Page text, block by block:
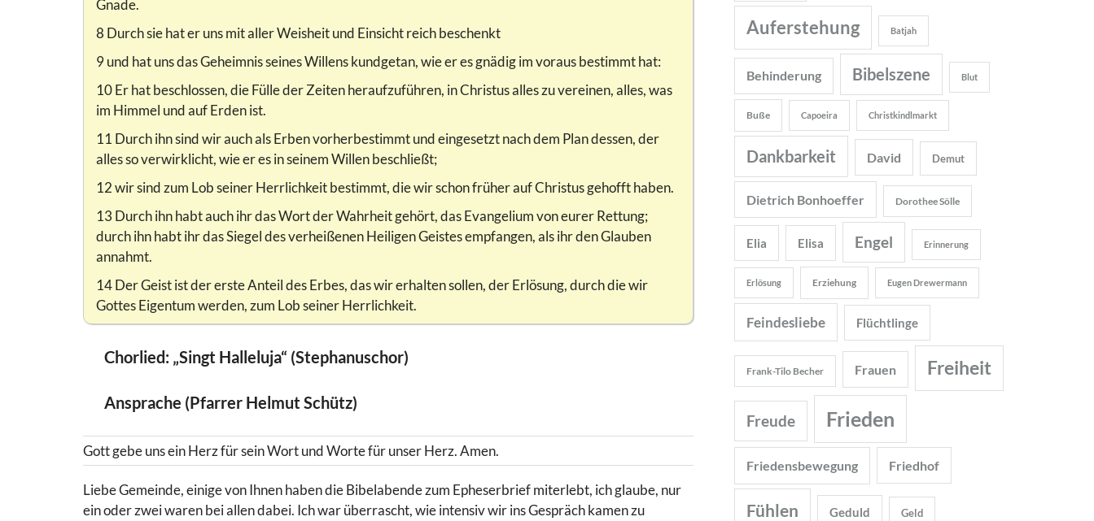
Gnade.
8 Durch sie hat er uns mit aller Weisheit und Einsicht reich beschenkt
9 und hat uns das Geheimnis seines Willens kundgetan, wie er es gnädig im voraus bestimmt hat:
10 Er hat beschlossen, die Fülle der Zeiten heraufzuführen, in Christus alles zu vereinen, alles, was
im Himmel und auf Erden ist.
11 Durch ihn sind wir auch als Erben vorherbestimmt und eingesetzt nach dem Plan dessen, der
alles so verwirklicht, wie er es in seinem Willen beschließt;
12 wir sind zum Lob seiner Herrlichkeit bestimmt, die wir schon früher auf Christus gehofft haben.
13 Durch ihn habt auch ihr das Wort der Wahrheit gehört, das Evangelium von eurer Rettung;
durch ihn habt ihr das Siegel des verheißenen Heiligen Geistes empfangen, als ihr den Glauben
annahmt.
14 Der Geist ist der erste Anteil des Erbes, das wir erhalten sollen, der Erlösung, durch die wir
Gottes Eigentum werden, zum Lob seiner Herrlichkeit.
Chorlied: „Singt Halleluja“ (Stephanuschor)
Ansprache (Pfarrer Helmut Schütz)
Gott gebe uns ein Herz für sein Wort und Worte für unser Herz. Amen.
Liebe Gemeinde, einige von Ihnen haben die Bibelabende zum Epheserbrief miterlebt, ich glaube, nur
ein oder zwei waren bei allen dabei. Ich war überrascht, wie intensiv wir ins Gespräch kamen zu
Auferstehung Batjah
Behinderung Bibelszene Blut
Buße Capoeira Christkindlmarkt
Dankbarkeit David Demut
Dietrich Bonhoeffer Dorothee Sölle
Elia Elisa Engel Erinnerung
Erlösung Erziehung Eugen Drewermann
Feindesliebe Flüchtlinge
Frank-Tilo Becher Frauen Freiheit
Freude Frieden
Friedensbewegung Friedhof
Fühlen Geduld Geld